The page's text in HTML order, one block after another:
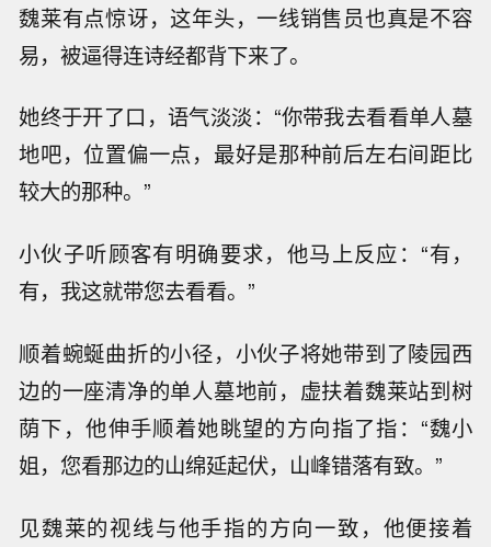
魏莱有点惊讶，这年头，一线销售员也真是不容
易，被逼得连诗经都背下来了。
她终于开了口，语气淡淡：“你带我去看看单人墓
地吧，位置偏一点，最好是那种前后左右间距比
较大的那种。”
小伙子听顾客有明确要求，他马上反应：“有，
有，我这就带您去看看。”
顺着蜿蜒曲折的小径，小伙子将她带到了陵园西
边的一座清净的单人墓地前，虚扶着魏莱站到树
荫下，他伸手顺着她眺望的方向指了指：“魏小
姐，您看那边的山绵延起伏，山峰错落有致。”
见魏莱的视线与他手指的方向一致，他便接着